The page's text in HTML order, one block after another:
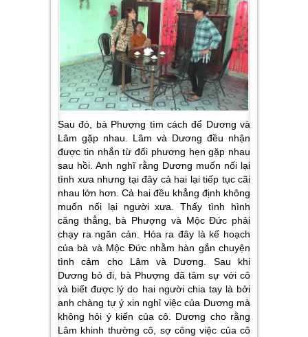
Sau đó, bà Phượng tìm cách để Dương và
Lâm gặp nhau. Lâm và Dương đều nhận
được tin nhắn từ đối phương hẹn gặp nhau
sau hồi. Anh nghĩ rằng Dương muốn nối lại
tình xưa nhưng tại đây cả hai lại tiếp tục cãi
nhau lớn hơn. Cả hai đều khẳng định không
muốn nối lại người xưa. Thấy tình hình
căng thẳng, bà Phượng và Mộc Đức phải
chạy ra ngăn cản. Hóa ra đây là kế hoạch
của bà và Mộc Đức nhằm hàn gắn chuyện
tình cảm cho Lâm và Dương. Sau khi
Dương bỏ đi, bà Phượng đã tâm sự với cô
và biết được lý do hai người chia tay là bởi
anh chàng tự ý xin nghỉ việc của Dương mà
không hỏi ý kiến của cô. Dương cho rằng
Lâm khinh thường cô, sợ công việc của cô